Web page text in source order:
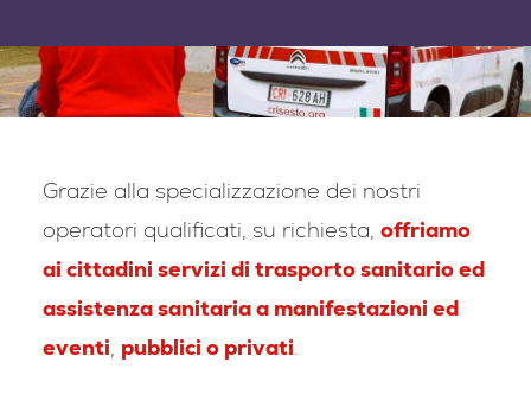
Grazie alla specializzazione dei nostri
operatori qualificati, su richiesta, offriamo
ai cittadini servizi di trasporto sanitario ed
assistenza sanitaria a manifestazioni ed
eventi, pubblici o privati.